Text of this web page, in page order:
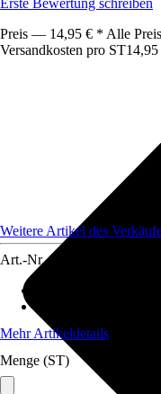
Erste Bewertung schreiben
Preis — 14,95 € * Alle
Versandkosten pro ST14,95
Weitere Artikel des
Art.-Nr. 12538685
Mehr Artikeldetails
Menge (ST)